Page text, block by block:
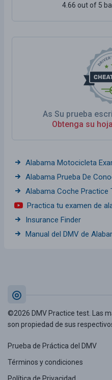
As Su prueba
Obtenga su
4.66 out of 5
Alabama Motocicleta
Alabama Prueba De
Alabama Coche Practice
Practica tu examen de
Insurance Finder
Manual del DMV de
©2026 DMV Practice test. Las
son propiedad de sus
Prueba de Práctica del DMV
Términos y condiciones